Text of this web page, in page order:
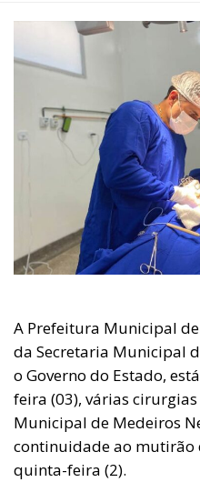
A Prefeitura Municipal
da Secretaria Municipal
o Governo do Estado,
feira (03), várias
Municipal de Medeiros
continuidade ao mutirão
quinta-feira (2).